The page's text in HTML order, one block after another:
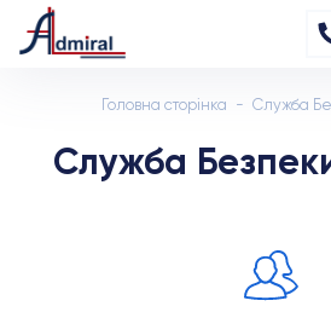
Головна сторінка Служба
Служба